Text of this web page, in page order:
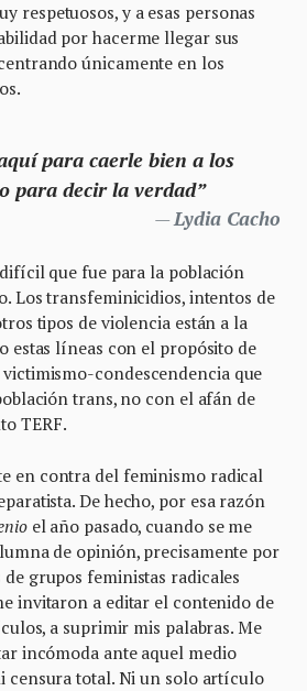
respetuosos, y a esas personas
por hacerme llegar sus
únicamente en los
para caerle bien a los
para decir la verdad”
Lydia Cacho
que fue para la población
Los transfeminicidios, intentos de
tipos de violencia están a la
estas líneas con el propósito de
condescendencia que
trans, no con el afán de
TERF.
en contra del feminismo radical
De hecho, por esa razón
el año pasado, cuando se me
de opinión, precisamente por
grupos feministas radicales
invitaron a editar el contenido de
a suprimir mis palabras. Me
incómoda ante aquel medio
censura total. Ni un solo artículo